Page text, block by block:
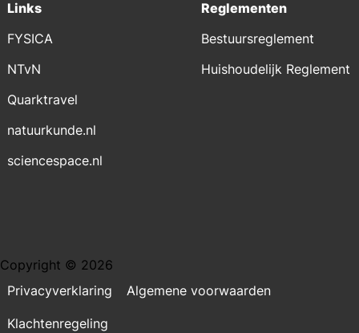
Links
FYSICA
NTvN
Quarktravel
natuurkunde.nl
sciencespace.nl
Reglementen
Bestuursreglement
Huishoudelijk Reglement
Copyright © 2026
Privacyverklaring
Algemene voorwaarden
Klachtenregeling